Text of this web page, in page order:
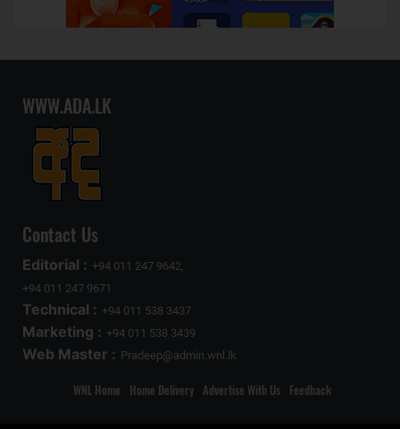
WWW.ADA.LK
Contact Us
Editorial : +94 011 247 9642,
+94 011 247 9671
Technical : +94 011 538 3437
Marketing : +94 011 538 3439
Web Master : Pradeep@admin.wnl.lk
WNL Home Home Delivery Advertise With Us Feedback